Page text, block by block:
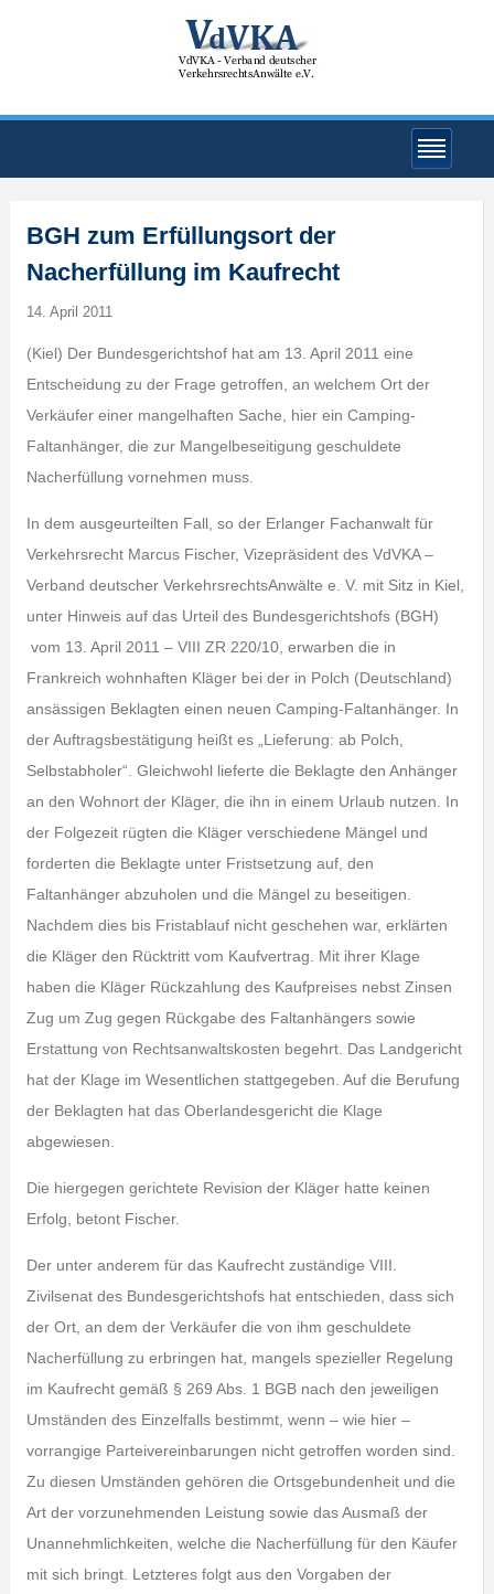
BGH zum Erfüllungsort der
Nacherfüllung im Kaufrecht
14. April 2011
(Kiel) Der Bundesgerichtshof hat am 13. April 2011 eine
Entscheidung zu der Frage getroffen, an welchem Ort der
Verkäufer einer mangelhaften Sache, hier ein Camping-
Faltanhänger, die zur Mangelbeseitigung geschuldete
Nacherfüllung vornehmen muss.
In dem ausgeurteilten Fall, so der Erlanger Fachanwalt für
Verkehrsrecht Marcus Fischer, Vizepräsident des VdVKA –
Verband deutscher VerkehrsrechtsAnwälte e. V. mit Sitz in Kiel,
unter Hinweis auf das Urteil des Bundesgerichtshofs (BGH)
vom 13. April 2011 – VIII ZR 220/10, erwarben die in
Frankreich wohnhaften Kläger bei der in Polch (Deutschland)
ansässigen Beklagten einen neuen Camping-Faltanhänger. In
der Auftragsbestätigung heißt es „Lieferung: ab Polch,
Selbstabholer“. Gleichwohl lieferte die Beklagte den Anhänger
an den Wohnort der Kläger, die ihn in einem Urlaub nutzen. In
der Folgezeit rügten die Kläger verschiedene Mängel und
forderten die Beklagte unter Fristsetzung auf, den
Faltanhänger abzuholen und die Mängel zu beseitigen.
Nachdem dies bis Fristablauf nicht geschehen war, erklärten
die Kläger den Rücktritt vom Kaufvertrag. Mit ihrer Klage
haben die Kläger Rückzahlung des Kaufpreises nebst Zinsen
Zug um Zug gegen Rückgabe des Faltanhängers sowie
Erstattung von Rechtsanwaltskosten begehrt. Das Landgericht
hat der Klage im Wesentlichen stattgegeben. Auf die Berufung
der Beklagten hat das Oberlandesgericht die Klage
abgewiesen.
Die hiergegen gerichtete Revision der Kläger hatte keinen
Erfolg, betont Fischer.
Der unter anderem für das Kaufrecht zuständige VIII.
Zivilsenat des Bundesgerichtshofs hat entschieden, dass sich
der Ort, an dem der Verkäufer die von ihm geschuldete
Nacherfüllung zu erbringen hat, mangels spezieller Regelung
im Kaufrecht gemäß § 269 Abs. 1 BGB nach den jeweiligen
Umständen des Einzelfalls bestimmt, wenn – wie hier –
vorrangige Parteivereinbarungen nicht getroffen worden sind.
Zu diesen Umständen gehören die Ortsgebundenheit und die
Art der vorzunehmenden Leistung sowie das Ausmaß der
Unannehmlichkeiten, welche die Nacherfüllung für den Käufer
mit sich bringt. Letzteres folgt aus den Vorgaben der